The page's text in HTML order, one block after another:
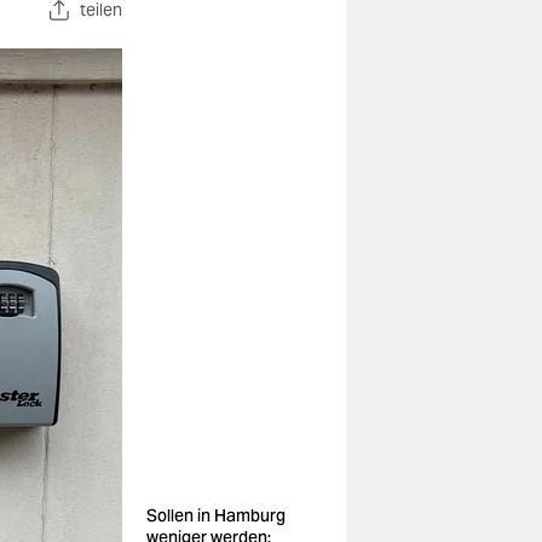
teilen
Sollen in Hamburg
weniger werden: